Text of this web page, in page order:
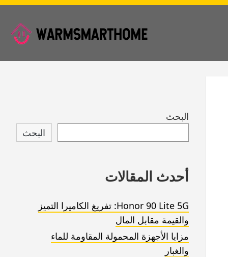
Skip
footer
البحث
البحث
أحدث المقالات
Honor 90 Lite 5G: تفريغ الكاميرا التميز
والقيمة مقابل المال
مزايا الأجهزة المحمولة المقاومة للماء
والغبار